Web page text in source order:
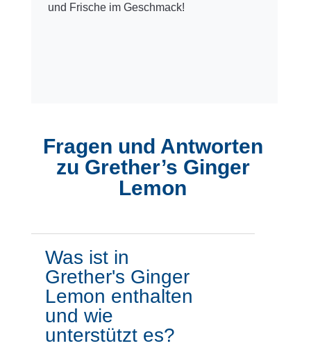
und Frische im Geschmack!
Fragen und Antworten
zu Grether’s Ginger
Lemon
Was ist in
Grether's Ginger
Lemon enthalten
und wie
unterstützt es?